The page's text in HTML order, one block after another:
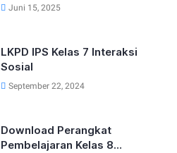
Kurikulum Merdeka Lengkap
Juni 15, 2025
LKPD IPS Kelas 7 Interaksi
Sosial
September 22, 2024
Download Perangkat
Pembelajaran Kelas 8